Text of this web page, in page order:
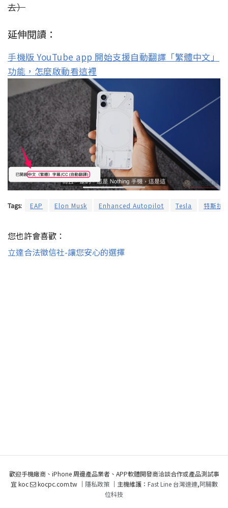
去）
延伸閱讀：
手機版 YouTube app 開始支援自動翻譯「繁體中文」
功能，怎麼啟動看這裡
Tags: EAP Elon Musk Enhanced Autopilot Tesla 特斯拉
您也許會喜歡：
立達合法徵信社-讓您安心的選擇
歡迎手機廠商、iPhone 周邊產品業者、APP軟體開發商洽談合作或產品測試事
宜 koc
kocpc.com.tw ｜ 隱私政策｜主機維護： Fast Line 台灣速連,阿腸數
位科技